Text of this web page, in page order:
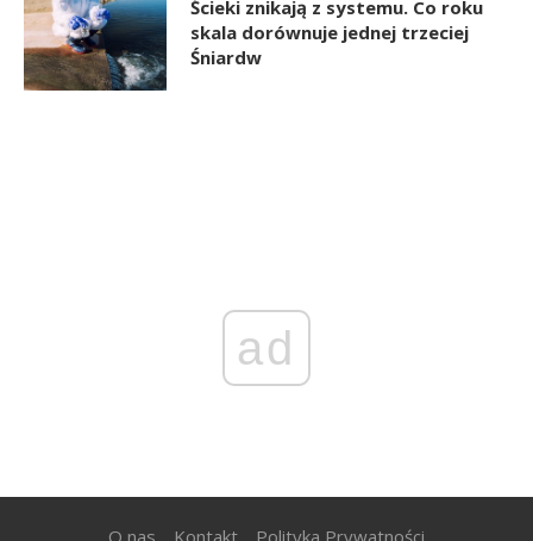
Ścieki znikają z systemu. Co roku
skala dorównuje jednej trzeciej
Śniardw
ad
O nas Kontakt Polityka Prywatności